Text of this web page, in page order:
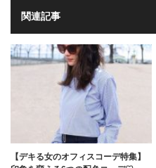
関連記事
【デキる女のオフィスコーデ特集】